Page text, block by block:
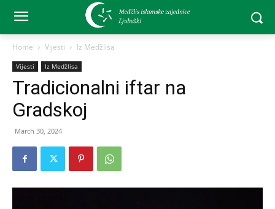
Home Vijesti Iz Medžlisa
Vijesti Iz Medžlisa
Tradicionalni iftar na
Gradskoj
March 30, 2024